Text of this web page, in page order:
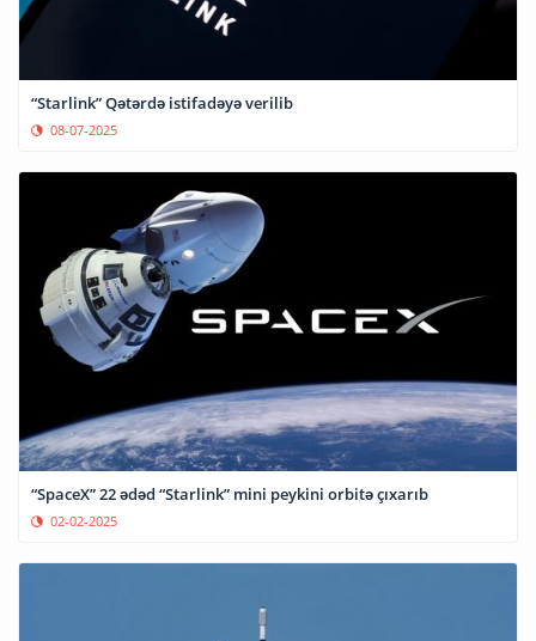
“Starlink” Qətərdə istifadəyə verilib
08-07-2025
“SpaceX” 22 ədəd “Starlink” mini peykini orbitə çıxarıb
02-02-2025